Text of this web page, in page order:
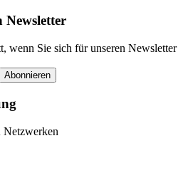
Newsletter
wenn Sie sich für unseren Newsletter
Abonnieren
Netzwerken